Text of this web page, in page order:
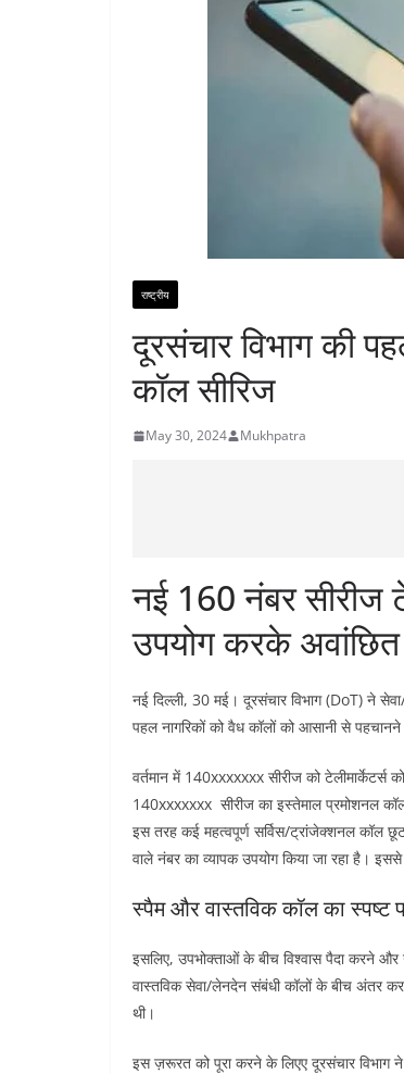
राष्ट्रीय
दूरसंचार विभाग की
कॉल सीरिज
May 30, 2024 Mukhpatra
नई 160 नंबर सीरीज
उपयोग करके
नई दिल्ली, 30 मई। दूरसंचार विभाग (DoT) ने
पहल नागरिकों को वैध कॉलों को आसानी से
वर्तमान में 140xxxxxxx सीरीज को
140xxxxxxx सीरीज का इस्तेमाल प्रमोशनल
इस तरह कई महत्वपूर्ण सर्विस/ट्रांजेक्शनल कॉल
वाले नंबर का व्यापक उपयोग किया जा रहा है।
स्पैम और वास्तविक कॉल का स्पष्ट
इसलिए, उपभोक्ताओं के बीच विश्वास पैदा करने
वास्तविक सेवा/लेनदेन संबंधी कॉलों के बीच अंतर
थी।
इस ज़रूरत को पूरा करने के लिएए दूरसंचार विभाग